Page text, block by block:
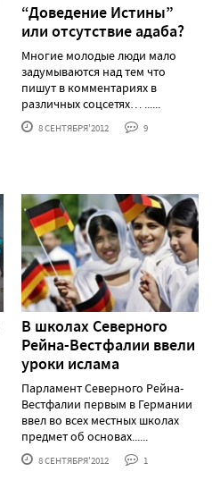
“Доведение Истины”
или отсутствие адаба?
Многие молодые люди мало
задумываются над тем что
пишут в комментариях в
различных соцсетях… ......
8 СЕНТЯБРЯ'2012 9
В школах Северного
Рейна-Вестфалии ввели
уроки ислама
Парламент Северного Рейна-
Вестфалии первым в Германии
ввел во всех местных школах
предмет об основах......
8 СЕНТЯБРЯ'2012 1